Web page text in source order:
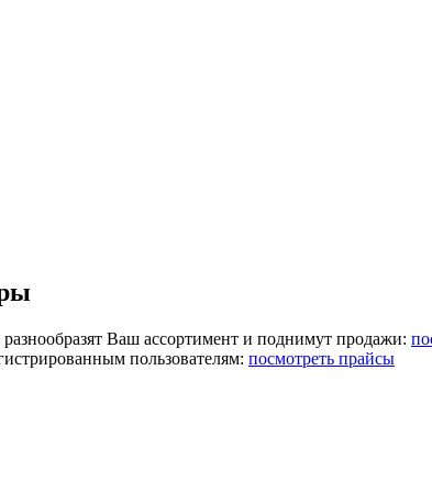
Ваш ассортимент и поднимут продажи:
пользователям: посмотреть прайсы